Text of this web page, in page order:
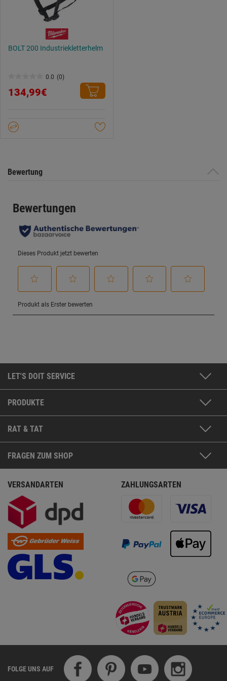
BOLT 200 Industriekletterhelm
0.0 (0)
von
134,99€
Bewertung
LET'S DOIT SERVICE
PRODUKTE
RAT & TAT
FRAGEN ZUM SHOP
VERSANDARTEN ZAHLUNGSARTEN
FOLGE UNS AUF